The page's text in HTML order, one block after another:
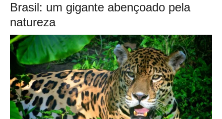
Brasil: um gigante abençoado pela
natureza